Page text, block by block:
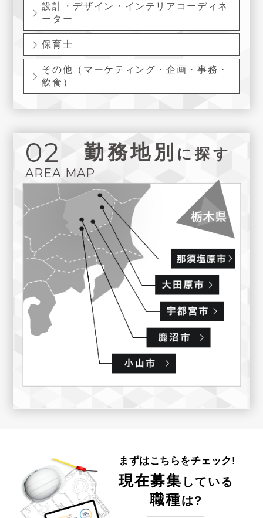
設計・デザイン・インテリアコーディネ
ーター
保育士
その他（マーケティング・企画・事務・
飲食）
02
AREA MAP
勤務地別 に探す
まずはこちらをチェック!
現在募集 している
職種は?